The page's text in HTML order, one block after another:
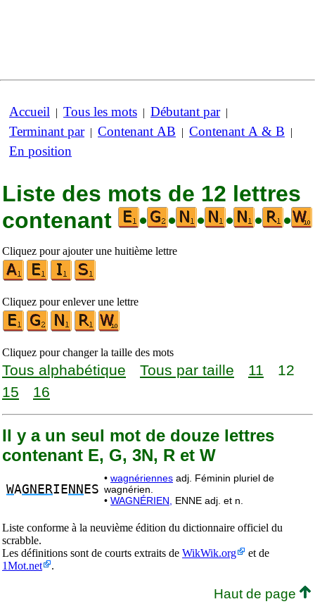
Accueil | Tous les mots | Débutant par|
Terminant par| Contenant AB | Contenant A & B |
En position
Liste des mots de 12 lettres
contenant
• • • • • •
Cliquez pour ajouter une huitième lettre
Cliquez pour enlever une lettre
Cliquez pour changer la taille des mots
Tous alphabétique Tous par taille 11
12
15
16
Il y a un seul mot de douze lettres
contenant E, G, 3N, R et W
WAGNERIE NN ES
• wagnériennes adj. Féminin pluriel de
wagnérien.
• WAGNÉRIEN, ENNE adj. et n.
Liste conforme à la neuvième édition du dictionnaire officiel du
scrabble.
Les définitions sont de courts extraits de WikWik.org
et de
1Mot.net
.
Haut de page